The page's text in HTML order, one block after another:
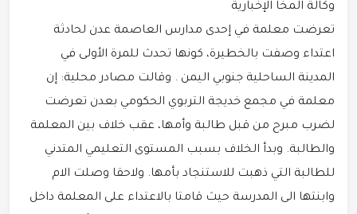
وكالة المخا الإخبارية
تعرضت معلمة في إحدى مدارس العاصمة عدن لحادثة
اعتداء وصفت بالخطيرة، كونها تحدث للمرة الأولى في
المدينة الساحلية جنوبي اليمن . وقالت مصادر محلية: إن
معلمة في مجمع خديجة التربوي الحكومي بعدن تعرضت
لضرب مبرح من قبل طالبة وأمها، عقب خلاف بين المعلمة
والطالبة. وبدأ الخلاف بسبب المستوى التعليمي المتدني
للطالبة التي ذهبت للاستنجاد بأمها. ولاحقا وصلت الام
وابنتها الى المدرسة حيث قامتا بالاعتداء على المعلمة داخل